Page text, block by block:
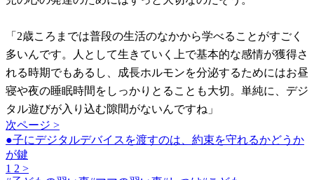
「2歳ころまでは普段の生活のなかから学べることがすごく
多いんです。人として生きていく上で基本的な感情が獲得さ
れる時期でもあるし、成長ホルモンを分泌するためにはお昼
寝や夜の睡眠時間をしっかりとることも大切。単純に、デジ
タル遊びが入り込む隙間がないんですね」
次ページ >
●子にデジタルデバイスを渡すのは、約束を守れるかどうか
が鍵
1 2 >